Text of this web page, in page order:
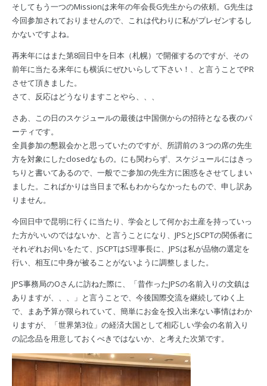
そしてもう一つのMissionは来年の年会長G先生からの依頼。G先生は
今回参加されておりませんので、これは代わりに私がプレゼンするし
かないですよね。
再来年にはまた第8回日中を日本（札幌）で開催するのですが、その
前年に当たる来年にも横浜にぜひいらして下さい！、と言うことでPR
させて頂きました。
さて、反応はどうなりますことやら、、、
さあ、この日のスケジュールの最後は中国側からの招待となる夜のパ
ーティです。
全員参加の懇親会かと思っていたのですが、所謂前の３つの席の先生
方を対象にしたclosedなもの。にも関わらず、スケジュールにはきっ
ちりと書いてあるので、一般でご参加の先生方に困惑をさせてしまい
ました。こればかりは当日まで私もわからなかったもので、申し訳あ
りません。
今回日中で昆明に行くに当たり、学会として何かお土産を持っていっ
た方がいいのではないか、と言うことになり、JPSとJSCPTの関係者に
それぞれお伺いをたて、JSCPTはS理事長に、JPSは私が品物の選定を
行い、相互に中身が被ることがないように調整しました。
JPS事務局のOさんに訪ねた際に、「昔作ったJPSの名前入りの文鎮は
ありますが、、、」と言うことで、今後国際交流を継続してゆく上
で、まあ予算が限られていて、簡単にお金を投入出来ない事情はわか
りますが、「世界第3位」の経済大国として相応しい学会の名前入り
の記念品を用意しておくべきではないか、と考えた次第です。